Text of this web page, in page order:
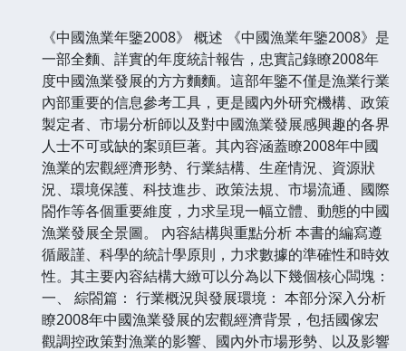
《中國漁業年鑒2008》 概述 《中國漁業年鑒2008》是
一部全麵、詳實的年度統計報告，忠實記錄瞭2008年
度中國漁業發展的方方麵麵。這部年鑒不僅是漁業行業
內部重要的信息參考工具，更是國內外研究機構、政策
製定者、市場分析師以及對中國漁業發展感興趣的各界
人士不可或缺的案頭巨著。其內容涵蓋瞭2008年中國
漁業的宏觀經濟形勢、行業結構、生産情況、資源狀
況、環境保護、科技進步、政策法規、市場流通、國際
閤作等各個重要維度，力求呈現一幅立體、動態的中國
漁業發展全景圖。 內容結構與重點分析 本書的編寫遵
循嚴謹、科學的統計學原則，力求數據的準確性和時效
性。其主要內容結構大緻可以分為以下幾個核心闆塊：
一、 綜閤篇： 行業概況與發展環境： 本部分深入分析
瞭2008年中國漁業發展的宏觀經濟背景，包括國傢宏
觀調控政策對漁業的影響、國內外市場形勢、以及影響